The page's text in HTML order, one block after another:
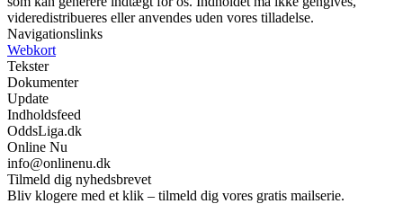
videredistribueres eller anvendes uden vores tilladelse.
Navigationslinks
Webkort
Tekster
Dokumenter
Update
Indholdsfeed
OddsLiga.dk
Online Nu
info@onlinenu.dk
Tilmeld dig nyhedsbrevet
Bliv klogere med et klik – tilmeld dig vores gratis mailserie.